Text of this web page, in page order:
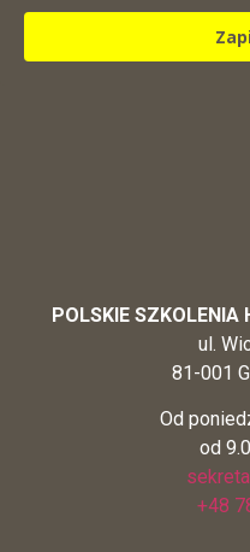
POLSKIE SZKOLENIA
ul.
81-001
Od
od
+48